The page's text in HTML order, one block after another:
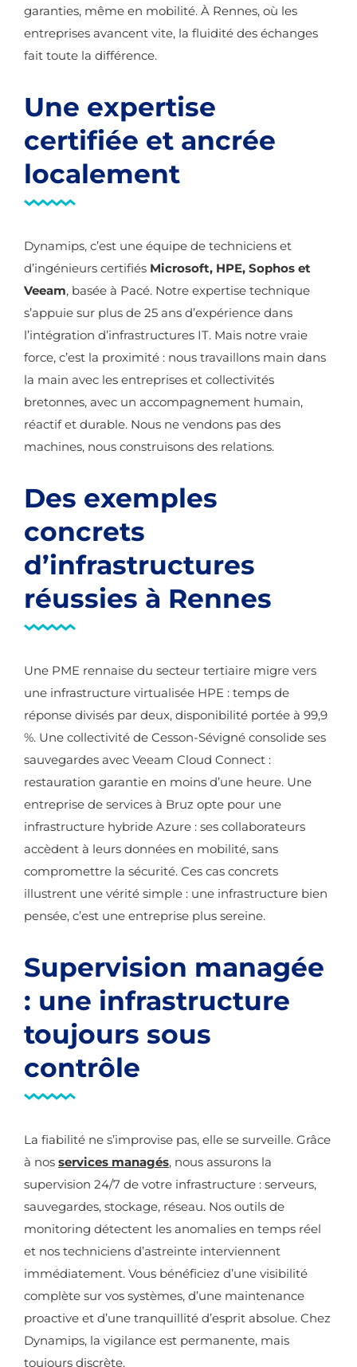
garanties, même en mobilité. À Rennes, où les
entreprises avancent vite, la fluidité des échanges
fait toute la différence.
Une expertise
certifiée et ancrée
localement
Dynamips, c’est une équipe de techniciens et
d’ingénieurs certifiés Microsoft, HPE, Sophos et
Veeam, basée à Pacé. Notre expertise technique
s’appuie sur plus de 25 ans d’expérience dans
l’intégration d’infrastructures IT. Mais notre vraie
force, c’est la proximité : nous travaillons main dans
la main avec les entreprises et collectivités
bretonnes, avec un accompagnement humain,
réactif et durable. Nous ne vendons pas des
machines, nous construisons des relations.
Des exemples
concrets
d’infrastructures
réussies à Rennes
Une PME rennaise du secteur tertiaire migre vers
une infrastructure virtualisée HPE : temps de
réponse divisés par deux, disponibilité portée à 99,9
%. Une collectivité de Cesson-Sévigné consolide ses
sauvegardes avec Veeam Cloud Connect :
restauration garantie en moins d’une heure. Une
entreprise de services à Bruz opte pour une
infrastructure hybride Azure : ses collaborateurs
accèdent à leurs données en mobilité, sans
compromettre la sécurité. Ces cas concrets
illustrent une vérité simple : une infrastructure bien
pensée, c’est une entreprise plus sereine.
Supervision managée
: une infrastructure
toujours sous
contrôle
La fiabilité ne s’improvise pas, elle se surveille. Grâce
à nos services managés, nous assurons la
supervision 24/7 de votre infrastructure : serveurs,
sauvegardes, stockage, réseau. Nos outils de
monitoring détectent les anomalies en temps réel
et nos techniciens d’astreinte interviennent
immédiatement. Vous bénéficiez d’une visibilité
complète sur vos systèmes, d’une maintenance
proactive et d’une tranquillité d’esprit absolue. Chez
Dynamips, la vigilance est permanente, mais
toujours discrète.